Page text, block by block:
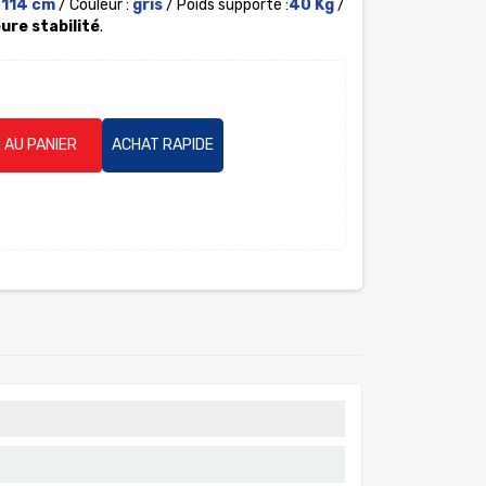
cm/ Couleur : gris/ Poids supporté :40 Kg/
stabilité.
PANIER ACHAT RAPIDE